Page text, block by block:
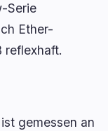
auf
Serie
Ether-
reflexhaft.
gemessen an